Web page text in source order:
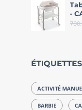
-
ACTIVITÉ
BARBIE